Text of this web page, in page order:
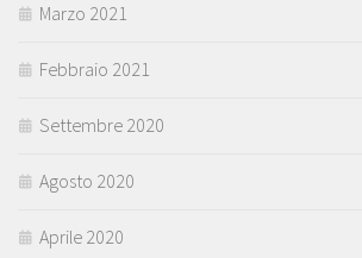
Marzo 2021
Febbraio 2021
Settembre 2020
Agosto 2020
Aprile 2020